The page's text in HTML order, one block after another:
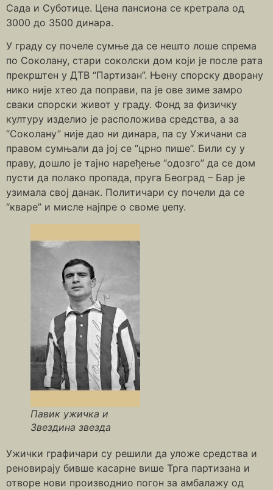
Сада и Суботице. Цена пансиона се кретрала од
3000 до 3500 динара.
У граду су почеле сумње да се нешто лоше спрема
по Соколану, стари соколски дом који је после рата
прекрштен у ДТВ “Партизан”. Њену спорску дворану
нико није хтео да поправи, па је ове зиме замро
сваки спорски живот у граду. Фонд за физичку
културу изделио је расположива средства, а за
“Соколану” није дао ни динара, па су Ужичани са
правом сумњали да јој се “црно пише”. Били су у
праву, дошло је тајно наређење “одозго” да се дом
пусти да полако пропада, пруга Београд – Бар је
узимала свој данак. Политичари су почели да се
“кваре” и мисле најпре о своме џепу.
Павик ужичка и
Звездина звезда
Ужички графичари су решили да уложе средства и
реновирају бивше касарне више Трга партизана и
отворе нови производнио погон за амбалажу од